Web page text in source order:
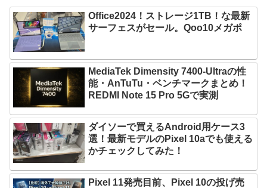
Office2024！ストレージ1TB！な最新
サーフェスがセール。Qoo10メガポ
MediaTek Dimensity 7400-Ultraの性
能・AnTuTu・ベンチマークまとめ！
REDMI Note 15 Pro 5Gで実測
ダイソーで買えるAndroid用ケース3
選！最新モデルのPixel 10aでも使える
かチェックしてみた！
Pixel 11発売目前、Pixel 10の投げ売